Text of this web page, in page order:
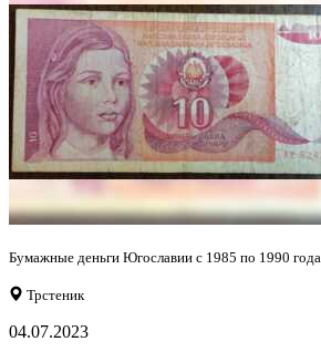
Бумажные деньги Югославии с 1985 по 1990 года.
Трстеник
04.07.2023